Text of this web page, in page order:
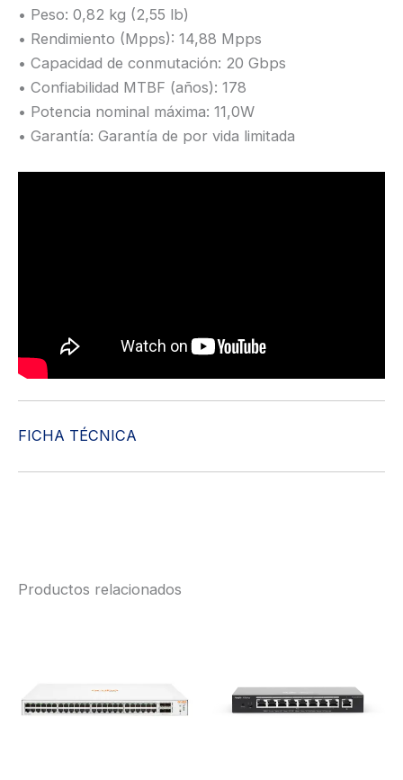
• Peso: 0,82 kg (2,55 lb)
• Rendimiento (Mpps): 14,88 Mpps
• Capacidad de conmutación: 20 Gbps
• Confiabilidad MTBF (años): 178
• Potencia nominal máxima: 11,0W
• Garantía: Garantía de por vida limitada
FICHA TÉCNICA
Productos relacionados